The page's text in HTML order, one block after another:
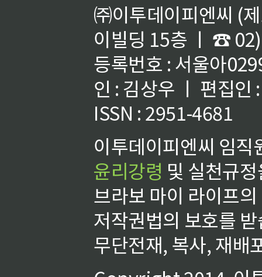
㈜이투데이피엔씨 (
이빌딩 15층 ㅣ ☎
등록번호 : 서울아
인 : 김상우 ㅣ 편집인
ISSN : 2951-4681
이투데이피엔씨 임
윤리강령 및 실천규
브라보 마이 라이프
저작권법의 보호를
무단전재, 복사, 재배